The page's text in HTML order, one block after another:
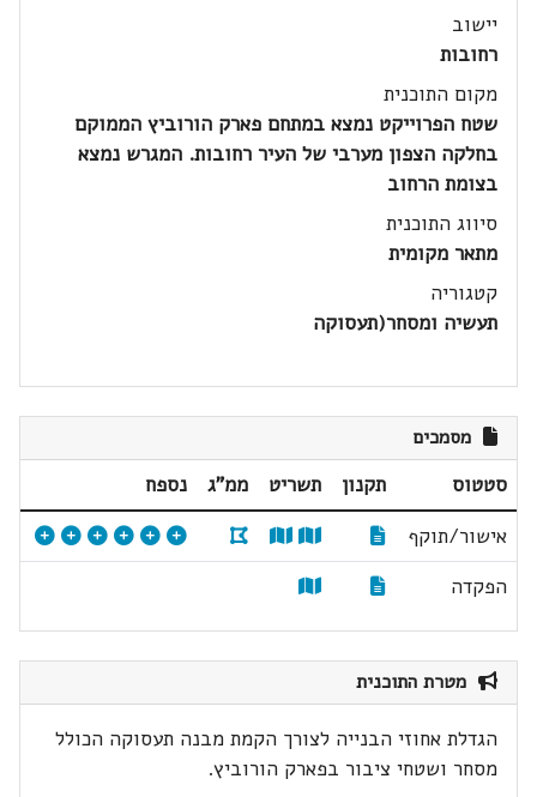
יישוב
רחובות
מקום התוכנית
שטח הפרוייקט נמצא במתחם פארק הורוביץ הממוקם
בחלקה הצפון מערבי של העיר רחובות. המגרש נמצא
בצומת הרחוב
סיווג התוכנית
מתאר מקומית
קטגוריה
תעשיה ומסחר(תעסוקה
מסמכים
סטטוס תקנון תשריט ממ"ג
נספח
אישור/תוקף
הפקדה
מטרת התוכנית
הגדלת אחוזי הבנייה לצורך הקמת מבנה תעסוקה הכולל
מסחר ושטחי ציבור בפארק הורוביץ.